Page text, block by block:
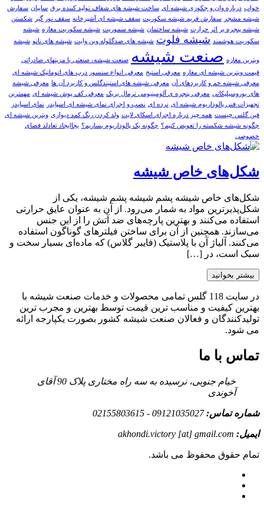
خواب درباره وان و جکوزی شیشه ای ساخت شیشه های شفاف تولید کننده برق سایبان سفارش
شيشه مشجر
سفارش فریم شیشه سکوریت سقف شیشه ای آشپزخانه سقف نور گیر
شکستن
شیشه پنجره بر اثر حرارت شیشه ساختمان شیشه سموریت شیشه سکوریت مغازه شیشه
سکوریت هوشمند
شیشه فلوت شیشه های ضدگلوله وین وایت شیشه های‌ نانو شیشه
ویترین مغازه صنعت شیشه صنعت شیشه، صنعتی با مزیتهای صادراتی
قيمت ویترین شیشه ای مغازه معرفی استیج معرفی انواع سنسور درب های اتوماتیک شیشه ای
معرفی شیشه خم و کاربردهای آن معرفی شیشه های استیندگلس و کاربرد آن ها
معرفی شیشه‌
های بوروسیلیکاتی معرفی پنجره ی آلومینیومی ترمال بریک معرفی کف پوش شیشه ای مهمترین
تجهیزات فنی پالوداریوم شیشه ای نرده ای نصب و اجرای نمای شیشه ای اسپایدر
نمای اسپایدر
فین گلس چیست همه چیز درباره اجرای اسکای لایت ولد کردن رنگ کمد دیواری ویترین شیشه ای
چگونه شیشه شکسته را تعویض کنیم؟ چگونه یک پالوداریوم بسازیم؟ یجاایجاد تعادلد فضای
خصوصی
شکل‌های خاص شیشه
شکل‌های خاص شیشه پشم شیشه پشم شیشه، یکی از
شکل‌پذیرترین مواد به شمار می‌رود. از آن به عنوان عایق حرارتی
استفاده می‌کنند و بهترین پارچه‌های ضد آتش را از این جنس
می‌سازند. همچنین از آن برای ساختن فیلترهای گوناگون استفاده
می‌کنند. آلیاژ آن با پلاستیک (فایبر گلاس) که ماده‌ای بسیار سخت و
سبک است، در […]
بیشتر بخوانید
در سایت 118 گلس تمامی محصولات و خدمات صنعت شیشه با
بهترین کیفیت و مناسب ترین قیمت توسط بهترین و مجرب ترین
تولیدکنندگان و فعالان صنعت شیشه کشور بصورت یکپارجه ارائه
می شود.
تماس با ما
خیام جنوبی، نرسیده به سه راه مختاری پلاک 90 آقای
آخوندی
شماره تماس:09121035027 - 02155803615
ایمیل: akhondi.victory [at] gmail.com
تمام حقوق محفوظ می باشد.